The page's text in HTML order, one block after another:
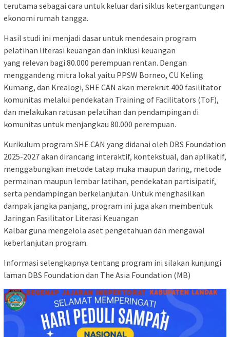
terutama sebagai cara untuk keluar dari siklus ketergantungan
ekonomi rumah tangga.
Hasil studi ini menjadi dasar untuk mendesain program
pelatihan literasi keuangan dan inklusi keuangan
yang relevan bagi 80.000 perempuan rentan. Dengan
menggandeng mitra lokal yaitu PPSW Borneo, CU Keling
Kumang, dan Krealogi, SHE CAN akan merekrut 400 fasilitator
komunitas melalui pendekatan Training of Facilitators (ToF),
dan melakukan ratusan pelatihan dan pendampingan di
komunitas untuk menjangkau 80.000 perempuan.
Kurikulum program SHE CAN yang didanai oleh DBS Foundation
2025-2027 akan dirancang interaktif, kontekstual, dan aplikatif,
menggabungkan metode tatap muka maupun daring, metode
permainan maupun lembar latihan, pendekatan partisipatif,
serta pendampingan berkelanjutan. Untuk menghasilkan
dampak jangka panjang, program ini juga akan membentuk
Jaringan Fasilitator Literasi Keuangan
Kalbar guna mengelola aset pengetahuan dan mengawal
keberlanjutan program.
Informasi selengkapnya tentang program ini silakan kunjungi
laman DBS Foundation dan The Asia Foundation (MB)